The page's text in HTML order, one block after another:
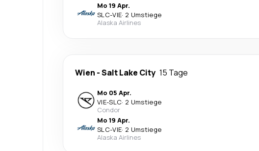
Mo 19 Apr.
SLC-VIE· 2 Umstiege
Alaska Airlines
Wien -Salt Lake City 15 Tage
Mo 05 Apr.
VIE-SLC· 2 Umstiege
Condor
Mo 19 Apr.
SLC-VIE· 2 Umstiege
Alaska Airlines